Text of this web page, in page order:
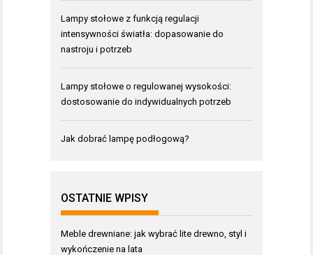
Lampy stołowe z funkcją regulacji
intensywności światła: dopasowanie do
nastroju i potrzeb
Lampy stołowe o regulowanej wysokości:
dostosowanie do indywidualnych potrzeb
Jak dobrać lampę podłogową?
OSTATNIE WPISY
Meble drewniane: jak wybrać lite drewno, styl i
wykończenie na lata